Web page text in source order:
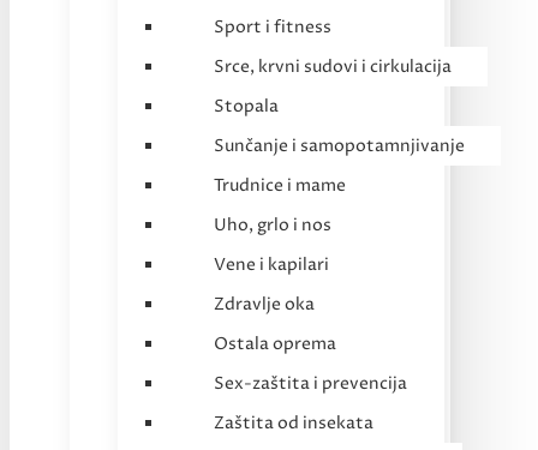
Sport i fitness
Srce, krvni sudovi i cirkulacija
Stopala
Sunčanje i samopotamnjivanje
Trudnice i mame
Uho, grlo i nos
Vene i kapilari
Zdravlje oka
Ostala oprema
Sex-zaštita i prevencija
Zaštita od insekata